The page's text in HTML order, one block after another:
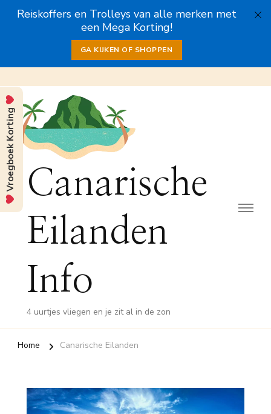
Reiskoffers en Trolleys van alle merken met
een Mega Korting!
GA KIJKEN OF SHOPPEN
Canarische
Eilanden
Info
4 uurtjes vliegen en je zit al in de zon
Home Canarische Eilanden
Vroegboek Korting